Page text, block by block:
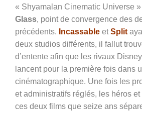
« Shyamalan Cinematic Universe
Glass, point de convergence des
précédents. Incassable etSplit
deux studios différents, il fallut
d’entente afin que les rivaux
lancent pour la première fois dans
cinématographique. Une fois les
et administratifs réglés, les héros
ces deux films que seize ans